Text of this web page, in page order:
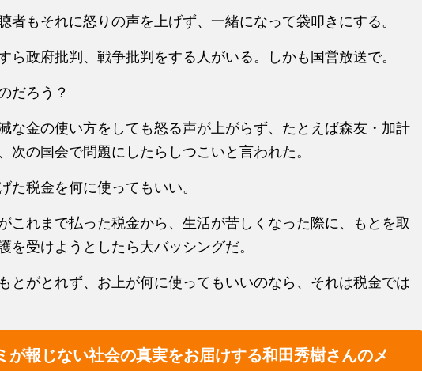
者もそれに怒りの声を上げず、一緒になって袋叩きにする。
ら政府批判、戦争批判をする人がいる。しかも国営放送で。
だろう？
な金の使い方をしても怒る声が上がらず、たとえば森友・加計
次の国会で問題にしたらしつこいと言われた。
た税金を何に使ってもいい。
これまで払った税金から、生活が苦しくなった際に、もとを取
を受けようとしたら大バッシングだ。
とがとれず、お上が何に使ってもいいのなら、それは税金では
が報じない社会の真実をお届けする和田秀樹さんのメ